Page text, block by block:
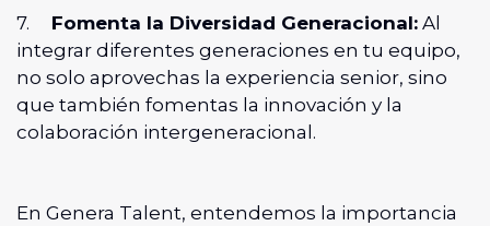
7. Fomenta la Diversidad Generacional: Al
integrar diferentes generaciones en tu equipo,
no solo aprovechas la experiencia senior, sino
que también fomentas la innovación y la
colaboración intergeneracional.
En Genera Talent, entendemos la importancia